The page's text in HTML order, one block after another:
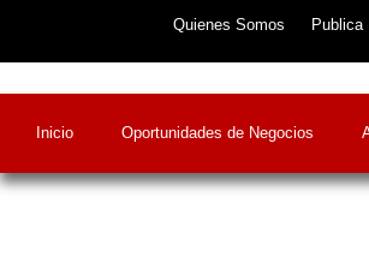
Quienes Somos Publica
Inicio Oportunidades de Negocios